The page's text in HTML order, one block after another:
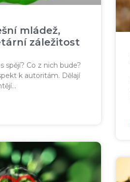
mládež,
záležitost
spějí? Co z nich bude?
k autoritám. Dělají